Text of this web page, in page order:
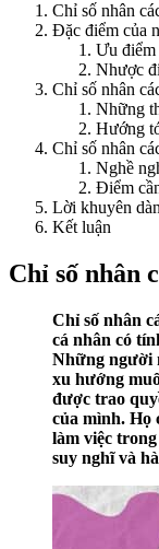
Chỉ số nhân
Đặc điểm của
Ưu điểm
Nhược
Chỉ số nhân
Những
Hướng
Chỉ số nhân
Nghề
Điểm
Lời khuyên
Kết luận
Chỉ số nhân
Chỉ số nhân
cá nhân có
Những người
xu hướng
được trao
của mình. Họ
làm việc
suy nghĩ và